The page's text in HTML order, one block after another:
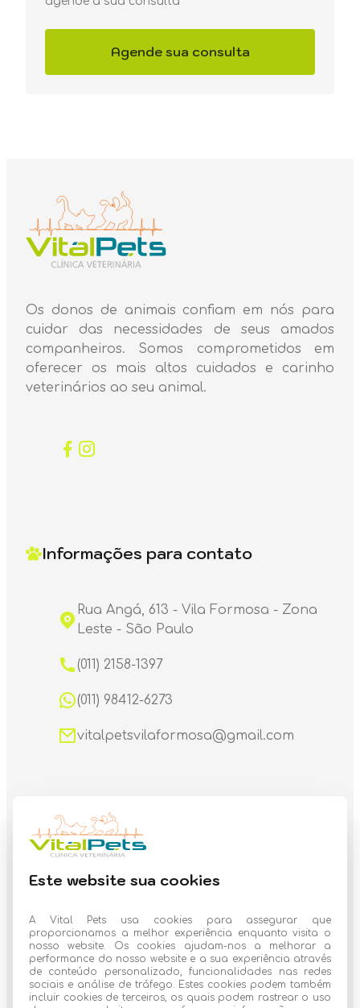
Este website sua cookies
A Vital Pets usa cookies para assegurar que
proporcionamos a melhor experiência enquanto visita o
nosso website. Os cookies ajudam-nos a melhorar a
performance do nosso website e a sua experiência através
de conteúdo personalizado, funcionalidades nas redes
sociais e análise de tráfego. Estes cookies podem também
incluir cookies de terceiros, os quais podem rastrear o uso
Agende sua consulta
Os donos de animais confiam em nós para
cuidar das necessidades de seus amados
companheiros. Somos comprometidos em
oferecer os mais altos cuidados e carinho
veterinários ao seu animal.
Informações para contato
Rua Angá, 613 - Vila Formosa - Zona
Leste - São Paulo
(011) 2158-1397
(011) 98412-6273
vitalpetsvilaformosa@gmail.com
Horário de funcionamento
PetShop, Banho & Tosa:
Segunda a Sexta: 9:00 às 18:00h
Sábado das 9:00 às 18:00h
Clinica veterinária